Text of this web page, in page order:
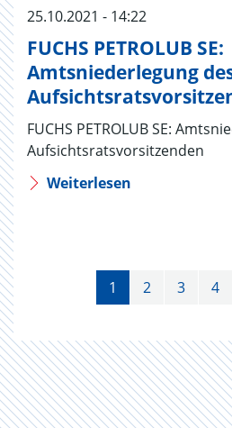
25.10.2021 - 14:22
FUCHS PETROLUB SE:
Amtsniederlegung
FUCHS PETROLUB SE:
Aufsichtsratsvorsitzenden
Weiterlesen
1 2 3 4